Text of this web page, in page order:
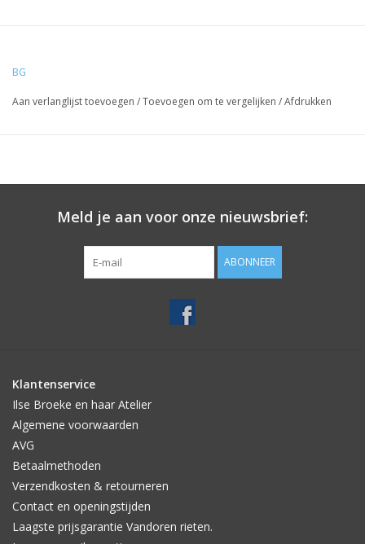
BG
Aan verlanglijst toevoegen /Toevoegen om te vergelijken /Afdrukken
Meld je aan voor onze nieuwsbrief:
ABONNEER
Klantenservice
Ilse Broeke en haar Atelier
Algemene voorwaarden
AVG
Betaalmethoden
Verzendkosten & retourneren
Contact en openingstijden
Laagste prijsgarantie Vandoren rieten.